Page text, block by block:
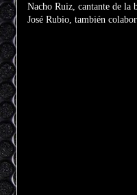
Nacho Ruiz, cantante de la
José Rubio, también